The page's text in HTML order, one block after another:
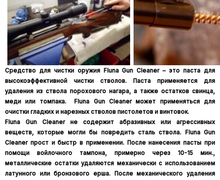
Средство для чистки оружия Fluna Gun Cleaner – это паста для
высокоэффективной чистки стволов. Паста применяется для
удаления из ствола порохового нагара, а также остатков свинца,
меди или томпака. Fluna Gun Cleaner может применяться для
очистки гладких и нарезных стволов пистолетов и винтовок.
Fluna Gun Cleaner не содержит абразивных или агрессивных
веществ, которые могли бы повредить сталь ствола. Fluna Gun
Cleaner прост и быстр в применении. После нанесения пасты при
помощи войлочного тампона, примерно через 10-15 мин.,
металлические остатки удаляются механически с использованием
латунного или бронзового ерша. После механического удаления